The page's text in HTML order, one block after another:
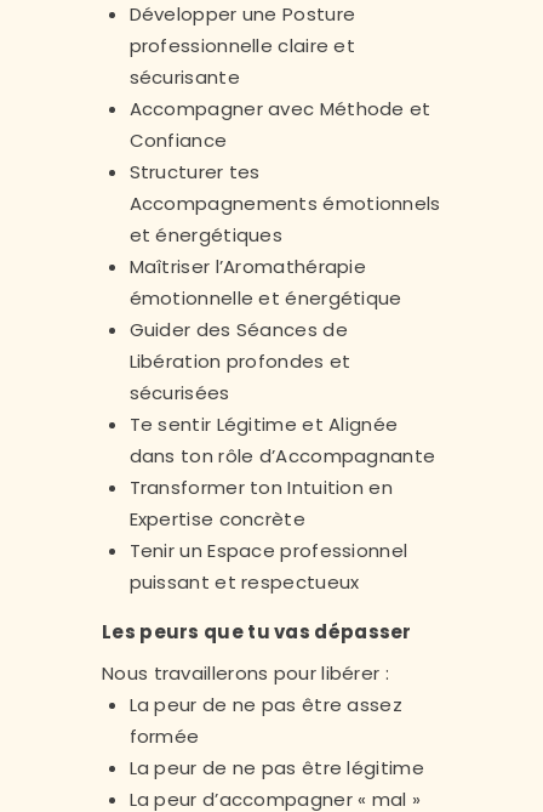
Développer une Posture
professionnelle claire et
sécurisante
Accompagner avec Méthode et
Confiance
Structurer tes
Accompagnements émotionnels
et énergétiques
Maîtriser l’Aromathérapie
émotionnelle et énergétique
Guider des Séances de
Libération profondes et
sécurisées
Te sentir Légitime et Alignée
dans ton rôle d’Accompagnante
Transformer ton Intuition en
Expertise concrète
Tenir un Espace professionnel
puissant et respectueux
Les peurs que tu vas dépasser
Nous travaillerons pour libérer :
La peur de ne pas être assez
formée
La peur de ne pas être légitime
La peur d’accompagner « mal »